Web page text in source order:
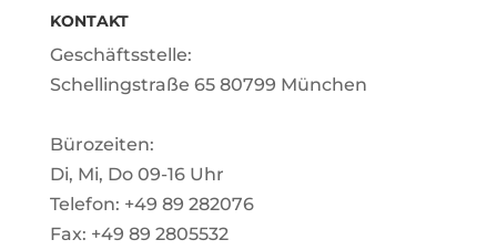
KONTAKT
Geschäftsstelle:
Schellingstraße 65 80799 München
Bürozeiten:
Di, Mi, Do 09-16 Uhr
Telefon: +49 89 282076
Fax: +49 89 2805532